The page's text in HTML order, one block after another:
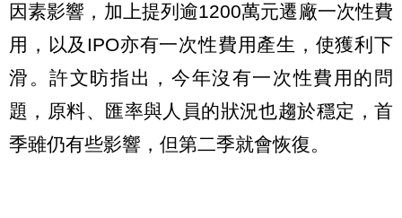
因素影響，加上提列逾1200萬元遷廠一次性費
用，以及IPO亦有一次性費用產生，使獲利下
滑。許文昉指出，今年沒有一次性費用的問
題，原料、匯率與人員的狀況也趨於穩定，首
季雖仍有些影響，但第二季就會恢復。